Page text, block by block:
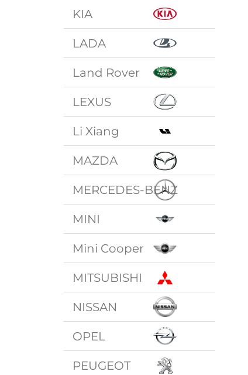
KIA
LADA
Land Rover
LEXUS
Li Xiang
MAZDA
MERCEDES-BENZ
MINI
Mini Cooper
MITSUBISHI
NISSAN
OPEL
PEUGEOT